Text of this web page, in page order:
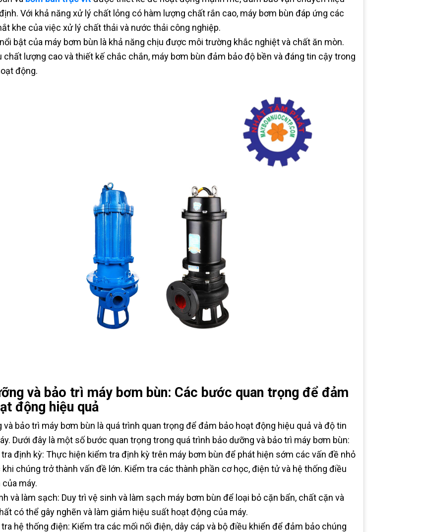
Với khả năng xử lý chất lỏng có hàm lượng chất rắn cao, máy bơm bùn đáp ứng các
khe của việc xử lý chất thải và nước thải công nghiệp.
bật của máy bơm bùn là khả năng chịu được môi trường khắc nghiệt và chất ăn mòn.
chất lượng cao và thiết kế chắc chắn, máy bơm bùn đảm bảo độ bền và đáng tin cậy trong
động.
và bảo trì máy bơm bùn: Các bước quan trọng để đảm
động hiệu quả
và bảo trì máy bơm bùn là quá trình quan trọng để đảm bảo hoạt động hiệu quả và độ tin
Dưới đây là một số bước quan trọng trong quá trình bảo dưỡng và bảo trì máy bơm bùn:
định kỳ: Thực hiện kiểm tra định kỳ trên máy bơm bùn để phát hiện sớm các vấn đề nhỏ
chúng trở thành vấn đề lớn. Kiểm tra các thành phần cơ học, điện tử và hệ thống điều
của máy.
và làm sạch: Duy trì vệ sinh và làm sạch máy bơm bùn để loại bỏ cặn bẩn, chất cặn và
có thể gây nghẽn và làm giảm hiệu suất hoạt động của máy.
hệ thống điện: Kiểm tra các mối nối điện, dây cáp và bộ điều khiển để đảm bảo chúng